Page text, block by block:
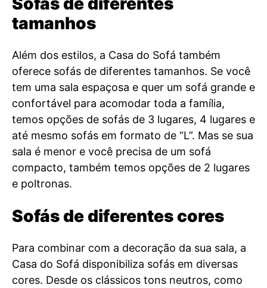
tamanhos
Além dos estilos, a Casa do Sofá também
oferece sofás de diferentes tamanhos. Se você
tem uma sala espaçosa e quer um sofá grande e
confortável para acomodar toda a família,
temos opções de sofás de 3 lugares, 4 lugares e
até mesmo sofás em formato de “L”. Mas se sua
sala é menor e você precisa de um sofá
compacto, também temos opções de 2 lugares
e poltronas.
Sofás de diferentes cores
Para combinar com a decoração da sua sala, a
Casa do Sofá disponibiliza sofás em diversas
cores. Desde os clássicos tons neutros, como